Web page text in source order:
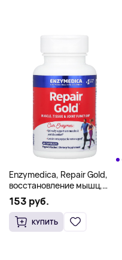
Enzymedica, Repair Gold,
восстановление мышц,
тканей и суставов, 60 капсул
153 руб.
КУПИТЬ